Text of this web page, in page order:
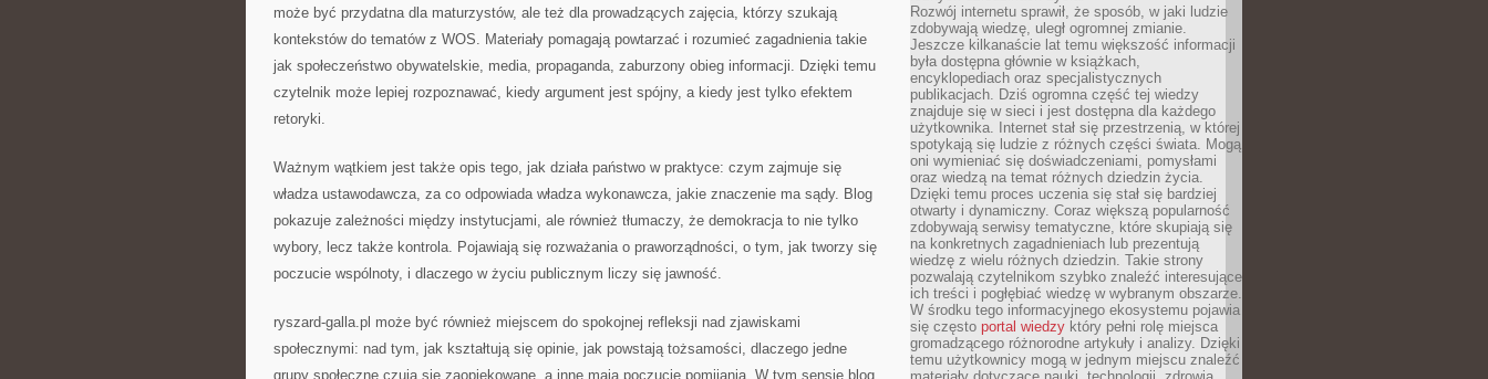
może być przydatna dla maturzystów, ale też dla prowadzących zajęcia, którzy szukają
kontekstów do tematów z WOS. Materiały pomagają powtarzać i rozumieć zagadnienia takie
jak społeczeństwo obywatelskie, media, propaganda, zaburzony obieg informacji. Dzięki temu
czytelnik może lepiej rozpoznawać, kiedy argument jest spójny, a kiedy jest tylko efektem
retoryki.
Ważnym wątkiem jest także opis tego, jak działa państwo w praktyce: czym zajmuje się
władza ustawodawcza, za co odpowiada władza wykonawcza, jakie znaczenie ma sądy. Blog
pokazuje zależności między instytucjami, ale również tłumaczy, że demokracja to nie tylko
wybory, lecz także kontrola. Pojawiają się rozważania o praworządności, o tym, jak tworzy się
poczucie wspólnoty, i dlaczego w życiu publicznym liczy się jawność.
ryszard-galla.pl może być również miejscem do spokojnej refleksji nad zjawiskami
społecznymi: nad tym, jak kształtują się opinie, jak powstają tożsamości, dlaczego jedne
grupy społeczne czują się zaopiekowane, a inne mają poczucie pomijania. W tym sensie blog
Rozwój internetu sprawił, że sposób, w jaki ludzie
zdobywają wiedzę, uległ ogromnej zmianie.
Jeszcze kilkanaście lat temu większość informacji
była dostępna głównie w książkach,
encyklopediach oraz specjalistycznych
publikacjach. Dziś ogromna część tej wiedzy
znajduje się w sieci i jest dostępna dla każdego
użytkownika. Internet stał się przestrzenią, w której
spotykają się ludzie z różnych części świata. Mogą
oni wymieniać się doświadczeniami, pomysłami
oraz wiedzą na temat różnych dziedzin życia.
Dzięki temu proces uczenia się stał się bardziej
otwarty i dynamiczny. Coraz większą popularność
zdobywają serwisy tematyczne, które skupiają się
na konkretnych zagadnieniach lub prezentują
wiedzę z wielu różnych dziedzin. Takie strony
pozwalają czytelnikom szybko znaleźć interesujące
ich treści i pogłębiać wiedzę w wybranym obszarze.
W środku tego informacyjnego ekosystemu pojawia
się często portal wiedzy który pełni rolę miejsca
gromadzącego różnorodne artykuły i analizy. Dzięki
temu użytkownicy mogą w jednym miejscu znaleźć